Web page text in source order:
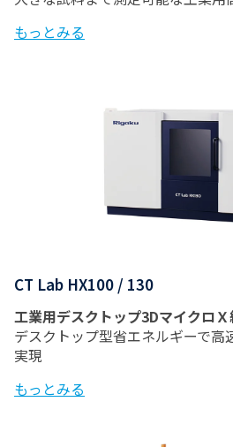
もっとみる
CT Lab HX100 / 130
工業用デスクトップ3Dマイクロ
デスクトップ型省エネルギーで高
実現
もっとみる